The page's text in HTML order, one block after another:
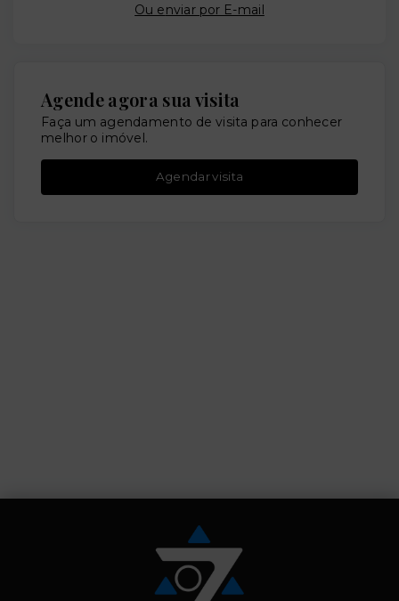
Ou enviar por E-mail
Agende agora sua visita
Faça um agendamento de visita para conhecer
melhor o imóvel.
Agendar visita